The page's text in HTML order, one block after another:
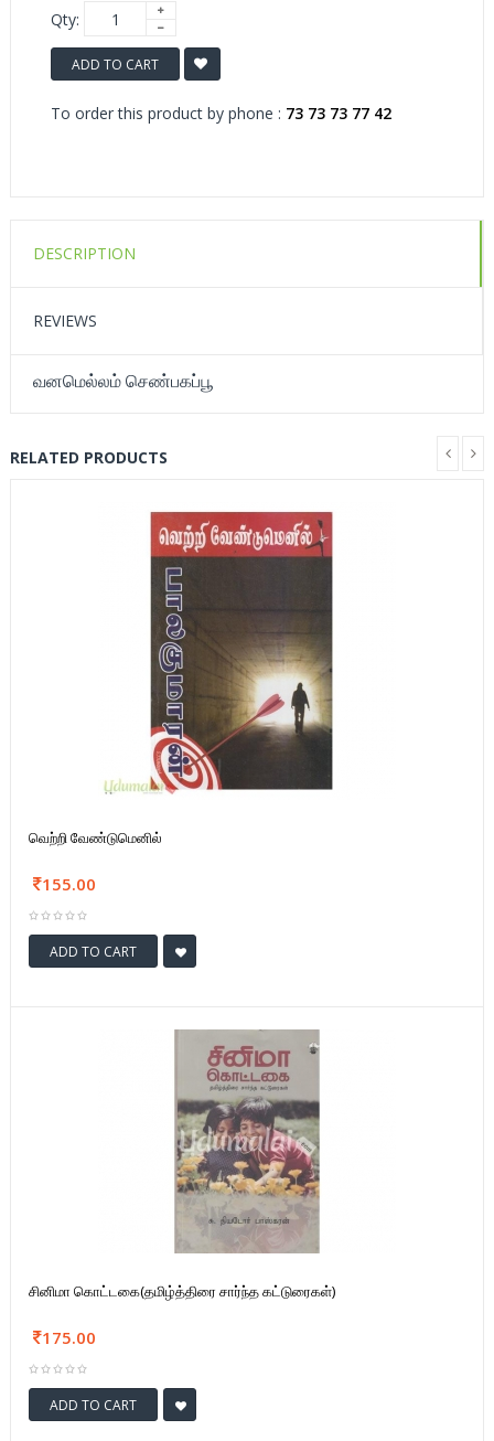
Qty:
ADD TO CART
To order this product by phone : 73 73 73 77 42
DESCRIPTION
REVIEWS
வனமெல்லம் செண்பகப்பூ
RELATED PRODUCTS
வெற்றி வேண்டுமெனில்
155.00
ADD TO CART
சினிமா கொட்டகை(தமிழ்த்திரை சார்ந்த கட்டுரைகள்)
175.00
ADD TO CART